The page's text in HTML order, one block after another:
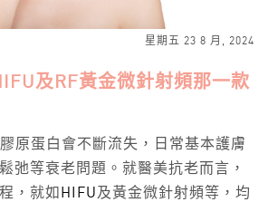
星期五 23 8 月, 2024
及RF黃金微針射頻那一款
原蛋白會不斷流失，日常基本護膚
弛等衰老問題。就醫美抗老而言，
，就如 HIFU及黃金微針射頻等，均